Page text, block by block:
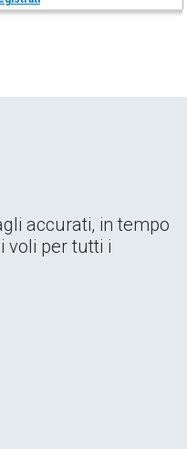
accurati, in tempo
voli per tutti i